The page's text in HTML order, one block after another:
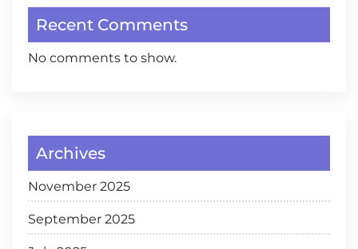
Recent Comments
No comments to show.
Archives
November 2025
September 2025